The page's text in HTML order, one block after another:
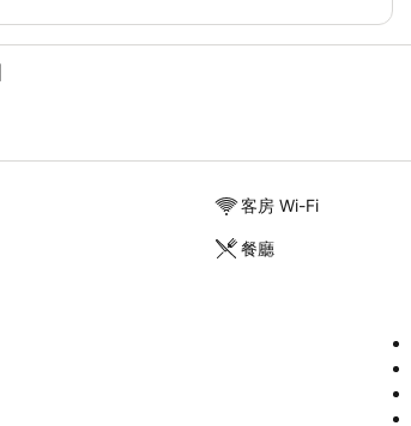
客房 Wi-Fi
餐廳